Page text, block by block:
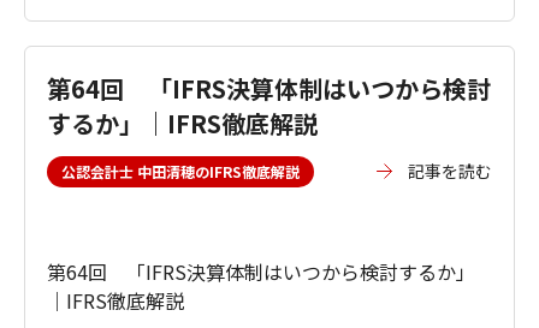
第64回 「IFRS決算体制はいつから検討
するか」｜IFRS徹底解説
公認会計士 中田清穂のIFRS徹底解説 記事を読む
第64回 「IFRS決算体制はいつから検討するか」
｜IFRS徹底解説